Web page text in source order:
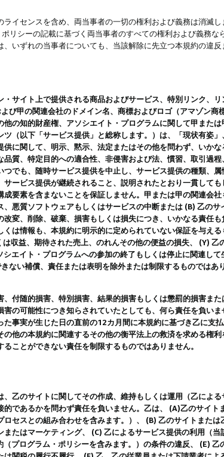
イセンスを含め、両当事者の一切の権利および義務は消滅
シーの記載に基づく両当事者のすべての権利および義務な
いずれの当事者についても、当該解除に先立つ本規約の違
・サイト上で提供される商品およびサービス、特別リンク
び甲の関連会社のドメイン名、商標およびロゴ（アマゾン
の知的財産権、アソシエイト・プログラムに関して甲また
（以下「サービス提供」と総称します。）は、「現状有姿
に関して、明示、黙示、法定またはその他を問わず、いか
質、特定目的への適合性、非侵害および法、慣習、取引過
でも、随時サービス提供を中止し、サービス提供の種類、
ービス提供が継続されること、説明されたとおり一貫して
要素を含まないことを保証しません。甲または甲の関連会
悪質ソフトウェアもしくはサービスの中断または (B) 乙の
変、削除、破棄、損害もしくは損失につき、いかなる責任
は情報も、本規約に明示的に定められていない保証を与え
収益、期待された売上、のれんその他の便益の損失、 (Y)
エイト・プログラムへの参加の終了もしくは停止に関連し
ない補償、責任または表明を除外または制限するものではあ
付随的損害、特別損害、結果的損害もしくは懲罰的損害ま
の可能性につき知らされていたとしても、何ら責任を負い
事実が生じた日の直前の12カ月間に本規約に基づき乙に支
他の本規約に関連するその他の衡平法上の救済を求める権
ことができない責任を制限するものではありません。
乙のサイトに関してその作成、維持もしくは運用（乙によ
であるかを問わず責任を負いません。乙は、 (A)乙のサイ
セスとの組み合わせを含みます。）、 (B) 乙のサイトまた
たはマーケティング、 (C) 乙によるサービス提供の利用（
プログラム・ポリシーを含みます。）の条件の違反、 (E)